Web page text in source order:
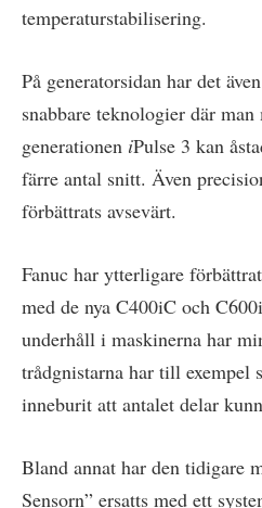
temperaturstabilisering.
På generatorsidan har det
snabbare teknologier där
generationen iPulse 3 kan
färre antal snitt. Även
förbättrats avsevärt.
Fanuc har ytterligare
med de nya C400iC och
underhåll i maskinerna har
trådgnistarna har till exempel
inneburit att antalet delar
Bland annat har den tidigare
Sensorn” ersatts med ett